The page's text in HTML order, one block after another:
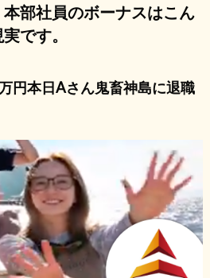
部社員のボーナスはこん
です。
円本日Aさん鬼畜神島に退職